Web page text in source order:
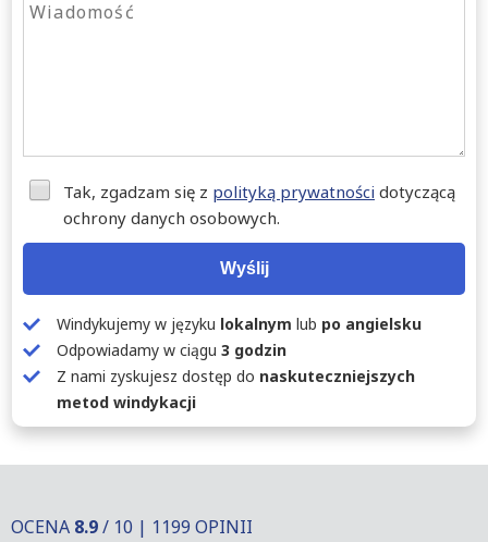
Tak, zgadzam się z polityką prywatności dotyczącą
ochrony danych osobowych.
Wyślij
Windykujemy w języku lokalnym lub po angielsku
Odpowiadamy w ciągu 3 godzin
Z nami zyskujesz dostęp do naskuteczniejszych
metod windykacji
OCENA 8.9/ 10 | 1199 OPINII